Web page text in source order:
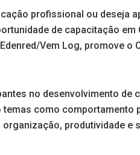
profissional ou deseja
de capacitação em
Vem Log, promove o
no desenvolvimento de
como comportamento
produtividade e